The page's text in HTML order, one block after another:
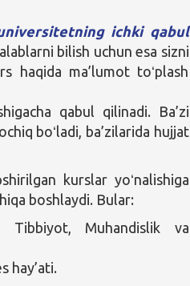
ichki qabul
bilish uchun esa sizni
haqida ma’lumot toʻplash
qabul qilinadi. Ba’zi
boʻladi, ba’zilarida hujjat
kurslar yoʻnalishiga
boshlaydi. Bular:
Tibbiyot, Muhandislik va
hay’ati.